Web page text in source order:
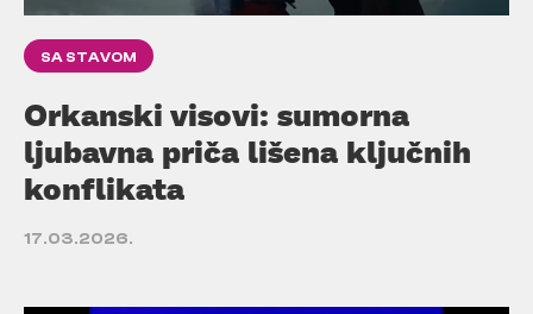
SA STAVOM
Orkanski visovi: sumorna
ljubavna priča lišena ključnih
konflikata
17.03.2026.